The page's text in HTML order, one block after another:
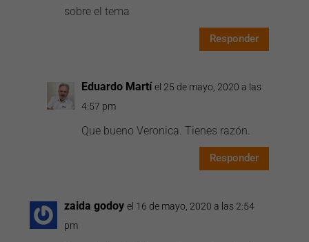
sobre el tema
Responder
Eduardo Martí el 25 de mayo, 2020 a las
4:57 pm
Que bueno Veronica. Tienes razón.
Responder
zaida godoy el 16 de mayo, 2020 a las 2:54
pm